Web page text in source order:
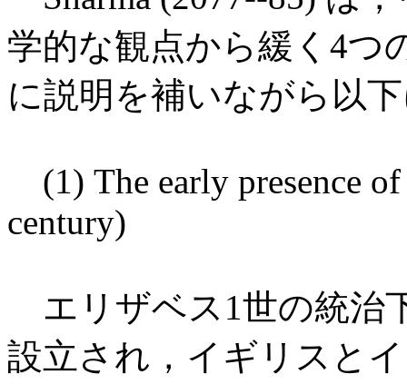
学的な観点から緩く4つ
に説明を補いながら以
(1) The early presence
century)
エリザベス1世の統治
設立され，イギリスと